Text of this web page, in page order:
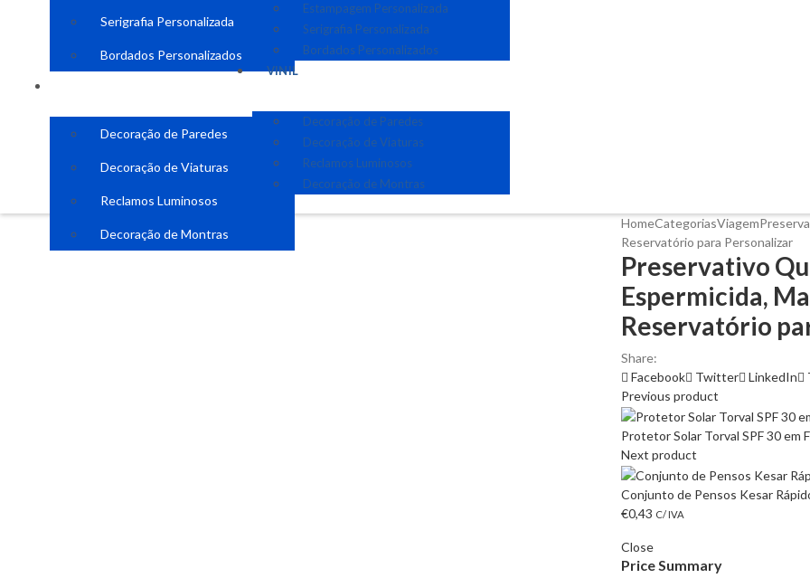
Serigrafia Personalizada
Bordados Personalizados
Decoração de Paredes
Decoração de Viaturas
Reclamos Luminosos
Decoração de Montras
Estampagem Personalizada
Serigrafia Personalizada
Bordados Personalizados
VINIL
Decoração de Paredes
Decoração de Viaturas
Reclamos Luminosos
Decoração de Montras
HomeCategoriasViagem
Reservatório para Personalizar
Preservativo
Espermicida,
Reservatório
Share:
Facebook
Twitter LinkedIn
Previous product
Protetor Solar Torval SPF 30 em
Next product
Conjunto de Pensos Kesar
€0,43 C/ IVA
Close
Price Summary